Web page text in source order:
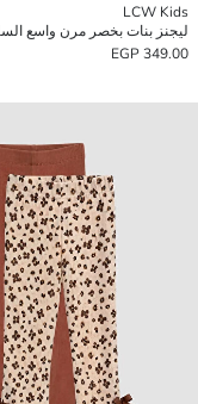
LCW Kids
ليجنز بنات بخصر مرن واسع
349.00 EGP